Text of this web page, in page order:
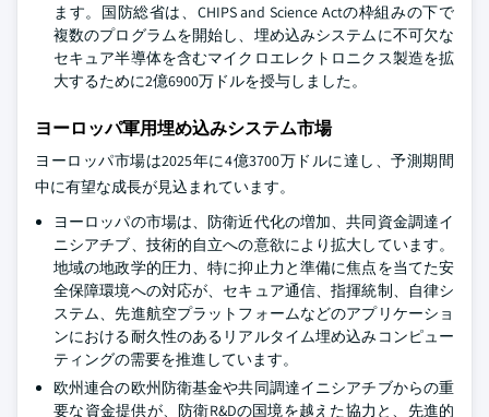
ます。国防総省は、CHIPS and Science Actの枠組みの下で
複数のプログラムを開始し、埋め込みシステムに不可欠な
セキュア半導体を含むマイクロエレクトロニクス製造を拡
大するために2億6900万ドルを授与しました。
ヨーロッパ軍用埋め込みシステム市場
ヨーロッパ市場は2025年に4億3700万ドルに達し、予測期間
中に有望な成長が見込まれています。
ヨーロッパの市場は、防衛近代化の増加、共同資金調達イ
ニシアチブ、技術的自立への意欲により拡大しています。
地域の地政学的圧力、特に抑止力と準備に焦点を当てた安
全保障環境への対応が、セキュア通信、指揮統制、自律シ
ステム、先進航空プラットフォームなどのアプリケーショ
ンにおける耐久性のあるリアルタイム埋め込みコンピュー
ティングの需要を推進しています。
欧州連合の欧州防衛基金や共同調達イニシアチブからの重
要な資金提供が、防衛R&Dの国境を越えた協力と、先進的